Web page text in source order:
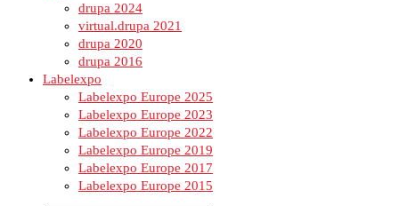
drupa 2024
virtual.drupa 2021
drupa 2020
drupa 2016
Labelexpo
Labelexpo Europe 2025
Labelexpo Europe 2023
Labelexpo Europe 2022
Labelexpo Europe 2019
Labelexpo Europe 2017
Labelexpo Europe 2015